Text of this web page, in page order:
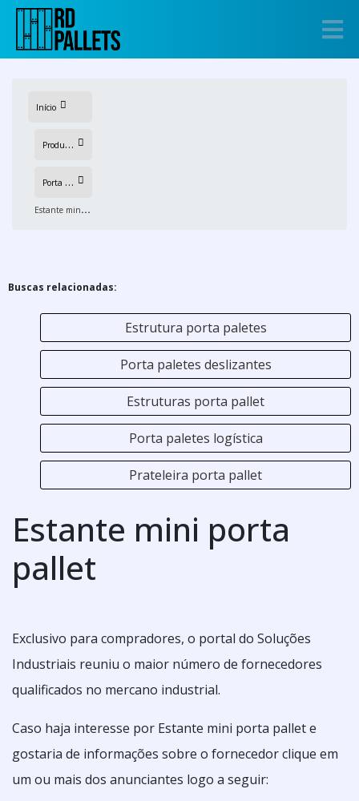
Início
P
rodutos
P
orta de paletes
E
stante mini porta pallet
Buscas relacionadas:
Estrutura porta paletes
Porta paletes deslizantes
Estruturas porta pallet
Porta paletes logística
Prateleira porta pallet
Estante mini porta
pallet
Exclusivo para compradores, o portal do Soluções
Industriais reuniu o maior número de fornecedores
qualificados no mercano industrial.
Caso haja interesse por Estante mini porta pallet e
gostaria de informações sobre o fornecedor clique em
um ou mais dos anunciantes logo a seguir: